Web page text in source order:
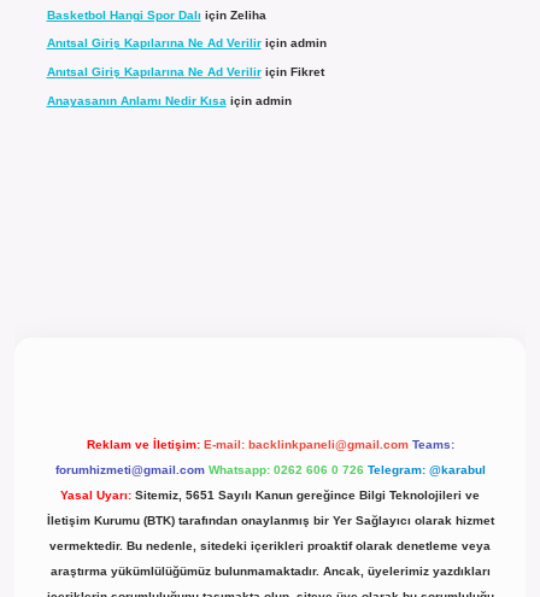
Basketbol Hangi Spor Dalı için Zeliha
Anıtsal Giriş Kapılarına Ne Ad Veriliriçin admin
Anıtsal Giriş Kapılarına Ne Ad Veriliriçin Fikret
Anayasanın Anlamı Nedir Kısa için admin
Reklam ve İletişim: E-mail: backlinkpaneli@gmail.com Teams:
forumhizmeti@gmail.com Whatsapp: 0262 606 0 726 Telegram: @karabul
Yasal Uyarı: Sitemiz, 5651 Sayılı Kanun gereğince Bilgi Teknolojileri ve
İletişim Kurumu (BTK) tarafından onaylanmış bir Yer Sağlayıcı olarak hizmet
vermektedir. Bu nedenle, sitedeki içerikleri proaktif olarak denetleme veya
araştırma yükümlülüğümüz bulunmamaktadır. Ancak, üyelerimiz yazdıkları